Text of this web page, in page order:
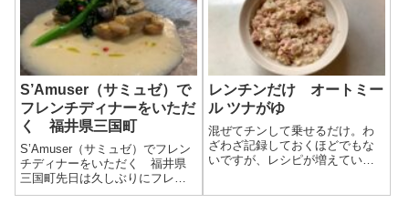
S’Amuser（サミュゼ）で
フレンチディナーをいただ
く 福井県三国町
S’Amuser（サミュゼ）でフレン
チディナーをいただく 福井県
三国町先日は久しぶりにフレン
チのS’Amuser（サミュゼ）さん
レンチンだけ オートミー
ル ツナがゆ
混ぜてチンして乗せるだけ。わ
ざわざ記録しておくほどでもな
いですが、レシピが増えていく